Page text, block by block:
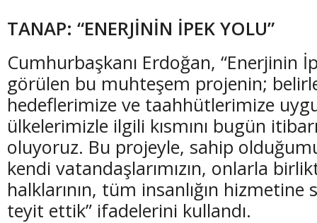
TANAP: “ENERJİNİN İPEK YOLU”
Cumhurbaşkanı Erdoğan, “Enerjinin
görülen bu muhteşem projenin;
hedeflerimize ve taahhütlerimize
ülkelerimizle ilgili kısmını bugün
oluyoruz. Bu projeyle, sahip
kendi vatandaşlarımızın, onlarla
halklarının, tüm insanlığın
teyit ettik” ifadelerini kullandı.